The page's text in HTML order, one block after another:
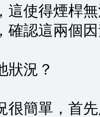
這使得煙桿
確認這兩個
狀況？
很簡單，首